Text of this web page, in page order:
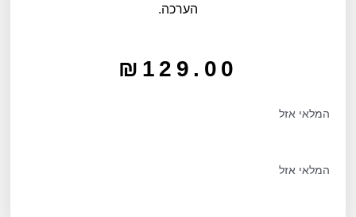
הערכה.
₪ 129.00
המלאי אזל
המלאי אזל